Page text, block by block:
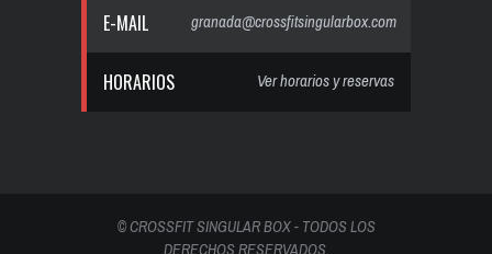
E-MAIL granada@crossfitsingularbox.com
HORARIOS Ver horarios y reservas
© CROSSFIT SINGULAR BOX - TODOS LOS
DERECHOS RESERVADOS.